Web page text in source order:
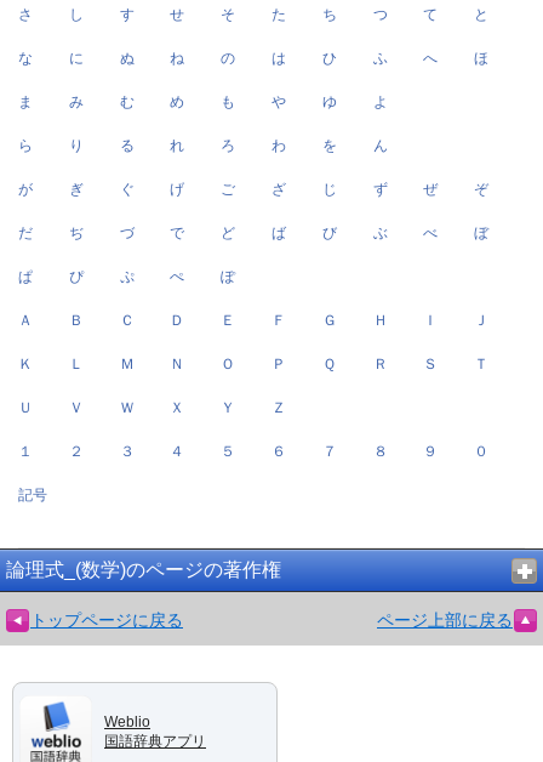
さ し す せ そ た ち つ て と
な に ぬ ね の は ひ ふ へ ほ
ま み む め も や ゆ よ
ら り る れ ろ わ を ん
が ぎ ぐ げ ご ざ じ ず ぜ ぞ
だ ぢ づ で ど ば び ぶ べ ぼ
ぱ ぴ ぷ ぺ ぽ
Ａ Ｂ Ｃ Ｄ Ｅ Ｆ Ｇ Ｈ Ｉ Ｊ
Ｋ Ｌ Ｍ Ｎ Ｏ Ｐ Ｑ Ｒ Ｓ Ｔ
Ｕ Ｖ Ｗ Ｘ Ｙ Ｚ
１ ２ ３ ４ ５ ６ ７ ８ ９ ０
記号
論理式_(数学)のページの著作権
トップページに戻る ページ上部に戻る
Weblio
国語辞典アプリ